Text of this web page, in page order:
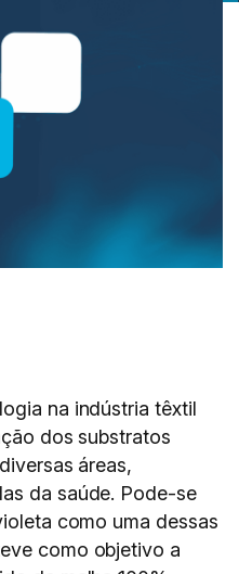
na indústria têxtil
dos substratos
áreas,
da saúde. Pode-se
como uma dessas
como objetivo a